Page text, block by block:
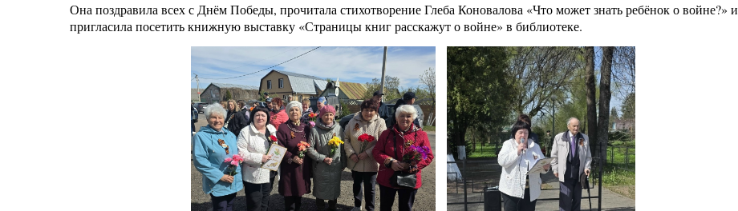
Она поздравила всех с Днём Победы, прочитала стихотворение Глеба Коновалова «Что может знать ребёнок о войне?» и
пригласила посетить книжную выставку «Страницы книг расскажут о войне» в библиотеке.